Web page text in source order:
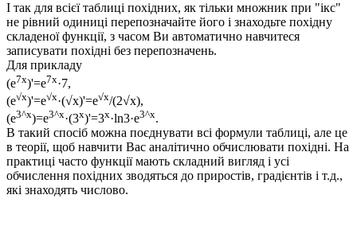
І так для всієї таблиці похідних, як тільки множник при "ікс"
не рівний одиниці перепозначайте його і знаходьте похідну
складеної функції, з часом Ви автоматично навчитеся
записувати похідні без перепозначень.
Для прикладу
(e7x)'=e7x·7,
(e√x)'=e√x·(√x)'=e√x/(2√x),
(e3^x)=e3^x·(3x)'=3x·ln3·e3^x.
В такий спосіб можна поєднувати всі формули таблиці, але це
в теорії, щоб навчити Вас аналітично обчислювати похідні. На
практиці часто функції мають складний вигляд і усі
обчислення похідних зводяться до приростів, градієнтів і т.д.,
які знаходять числово.